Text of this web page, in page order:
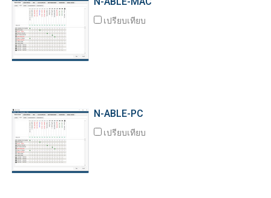
เปรียบเทียบ
N-ABLE-PC
เปรียบเทียบ